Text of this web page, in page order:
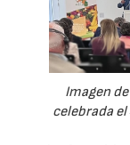
Imagen
celebrada